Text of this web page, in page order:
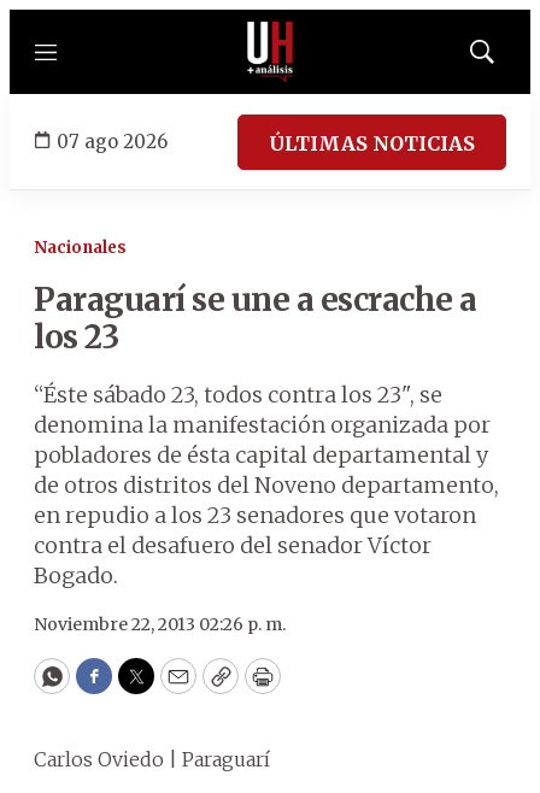
Menú
Mostrar
07 ago 2026 ÚLTIMAS NOTICIAS
Nacionales
Paraguarí se une a escrache a
los 23
“Éste sábado 23, todos contra los 23", se
denomina la manifestación organizada por
pobladores de ésta capital departamental y
de otros distritos del Noveno departamento,
en repudio a los 23 senadores que votaron
contra el desafuero del senador Víctor
Bogado.
Noviembre 22, 2013 02:26 p. m.
WhatsApp
Facebook
Twitter
EmailCopyPrint
Carlos Oviedo | Paraguarí